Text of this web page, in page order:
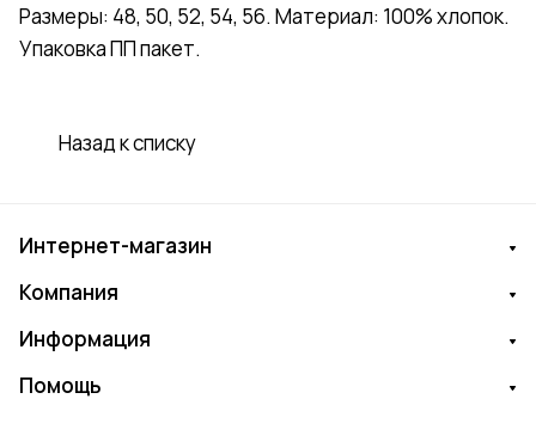
Размеры: 48, 50, 52, 54, 56. Материал: 100% хлопок.
Упаковка ПП пакет.
Назад к списку
Интернет-магазин
Компания
Информация
Помощь